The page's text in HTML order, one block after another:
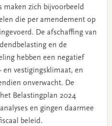
maken zich bijvoorbeeld
die per amendement op
De afschaffing van
en de
hebben een negatief
vestigingsklimaat, en
onverwacht. De
Belastingplan 2024
en gingen daarmee
beleid.